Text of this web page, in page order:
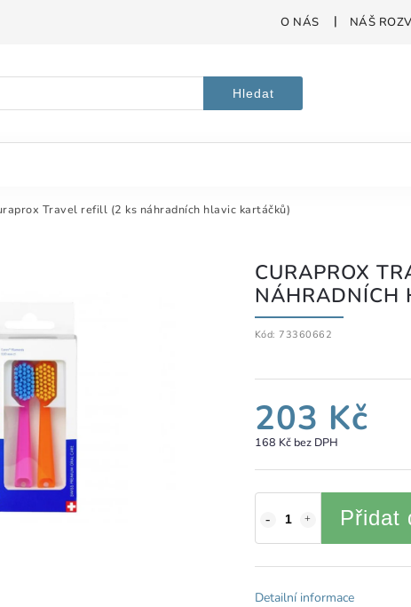
O NÁS NÁŠ
Hledat
Travel refill (2 ks náhradních hlavic kartáčků)
CURAPROX
NÁHRADNÍCH
Kód: 73360662
203 Kč
168 Kč bez DPH
Přidat
Detailní informace